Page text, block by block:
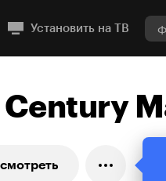
Установить на ТВ